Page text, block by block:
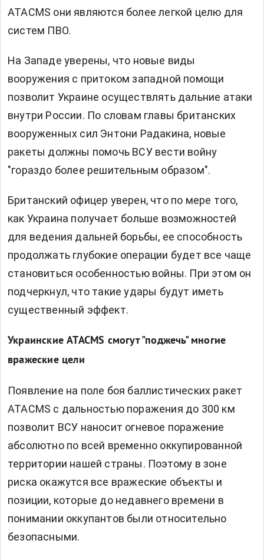
ATACMS они являются более легкой целю для
систем ПВО.
На Западе уверены, что новые виды
вооружения с притоком западной помощи
позволит Украине осуществлять дальние атаки
внутри России. По словам главы британских
вооруженных сил Энтони Радакина, новые
ракеты должны помочь ВСУ вести войну
"гораздо более решительным образом".
Британский офицер уверен, что по мере того,
как Украина получает больше возможностей
для ведения дальней борьбы, ее способность
продолжать глубокие операции будет все чаще
становиться особенностью войны. При этом он
подчеркнул, что такие удары будут иметь
существенный эффект.
Украинские ATACMS смогут "поджечь" многие
вражеские цели
Появление на поле боя баллистических ракет
ATACMS с дальностью поражения до 300 км
позволит ВСУ наносит огневое поражение
абсолютно по всей временно оккупированной
территории нашей страны. Поэтому в зоне
риска окажутся все вражеские объекты и
позиции, которые до недавнего времени в
понимании оккупантов были относительно
безопасными.